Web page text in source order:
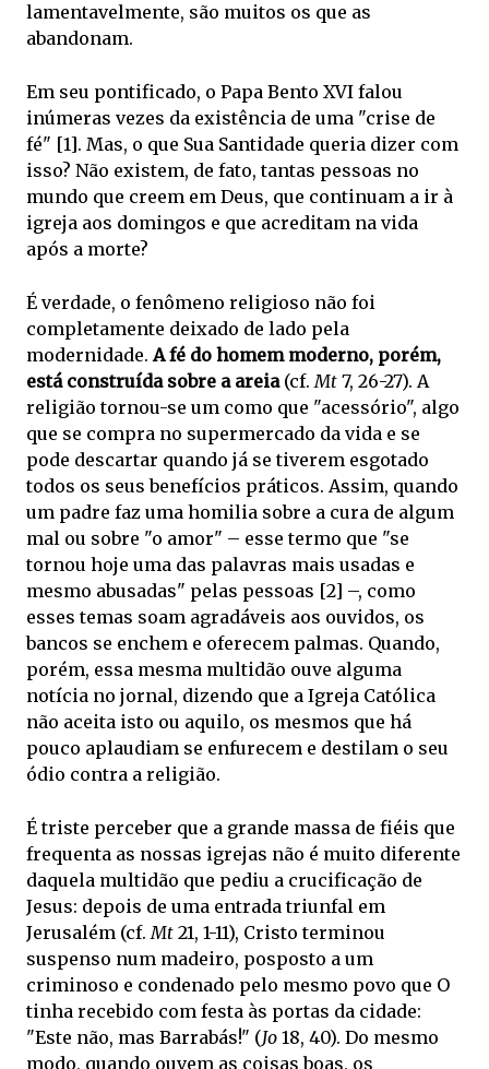
lamentavelmente, são muitos os que as
abandonam.
Em seu pontificado, o Papa Bento XVI falou
inúmeras vezes da existência de uma "crise de
fé" [1]. Mas, o que Sua Santidade queria dizer com
isso? Não existem, de fato, tantas pessoas no
mundo que creem em Deus, que continuam a ir à
igreja aos domingos e que acreditam na vida
após a morte?
É verdade, o fenômeno religioso não foi
completamente deixado de lado pela
modernidade.A fé do homem moderno, porém,
está construída sobre a areia(cf.Mt 7, 26-27). A
religião tornou-se um como que "acessório", algo
que se compra no supermercado da vida e se
pode descartar quando já se tiverem esgotado
todos os seus benefícios práticos. Assim, quando
um padre faz uma homilia sobre a cura de algum
mal ou sobre "o amor" – esse termo que "se
tornou hoje uma das palavras mais usadas e
mesmo abusadas" pelas pessoas [2] –, como
esses temas soam agradáveis aos ouvidos, os
bancos se enchem e oferecem palmas. Quando,
porém, essa mesma multidão ouve alguma
notícia no jornal, dizendo que a Igreja Católica
não aceita isto ou aquilo, os mesmos que há
pouco aplaudiam se enfurecem e destilam o seu
ódio contra a religião.
É triste perceber que a grande massa de fiéis que
frequenta as nossas igrejas não é muito diferente
daquela multidão que pediu a crucificação de
Jesus: depois de uma entrada triunfal em
Jerusalém (cf.Mt 21, 1-11), Cristo terminou
suspenso num madeiro, posposto a um
criminoso e condenado pelo mesmo povo que O
tinha recebido com festa às portas da cidade:
"Este não, mas Barrabás!" (Jo 18, 40). Do mesmo
modo, quando ouvem as coisas boas, os